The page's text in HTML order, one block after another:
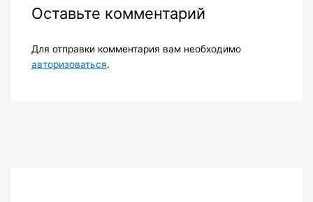
Оставьте комментарий
Для отправки комментария вам необходимо
авторизоваться.